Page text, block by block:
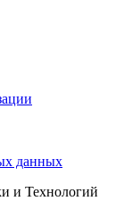
данных
и Технологий